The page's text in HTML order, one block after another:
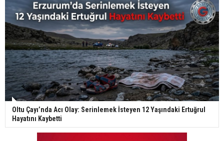
Oltu Çayı’nda Acı Olay: Serinlemek İsteyen 12 Yaşındaki Ertuğrul
Hayatını Kaybetti